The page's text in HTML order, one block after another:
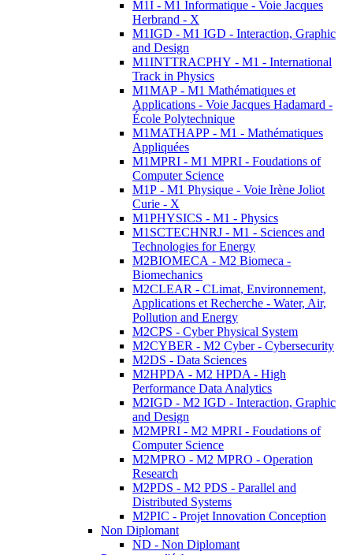
M1I - M1 Informatique - Voie Jacques
Herbrand - X
M1IGD - M1 IGD - Interaction, Graphic
and Design
M1INTTRACPHY - M1 - International
Track in Physics
M1MAP - M1 Mathématiques et
Applications - Voie Jacques Hadamard -
École Polytechnique
M1MATHAPP - M1 - Mathématiques
Appliquées
M1MPRI - M1 MPRI - Foudations of
Computer Science
M1P - M1 Physique - Voie Irène Joliot
Curie - X
M1PHYSICS - M1 - Physics
M1SCTECHNRJ - M1 - Sciences and
Technologies for Energy
M2BIOMECA - M2 Biomeca -
Biomechanics
M2CLEAR - CLimat, Environnement,
Applications et Recherche - Water, Air,
Pollution and Energy
M2CPS - Cyber Physical System
M2CYBER - M2 Cyber - Cybersecurity
M2DS - Data Sciences
M2HPDA - M2 HPDA - High
Performance Data Analytics
M2IGD - M2 IGD - Interaction, Graphic
and Design
M2MPRI - M2 MPRI - Foudations of
Computer Science
M2MPRO - M2 MPRO - Operation
Research
M2PDS - M2 PDS - Parallel and
Distributed Systems
M2PIC - Projet Innovation Conception
Non Diplomant
ND - Non Diplomant